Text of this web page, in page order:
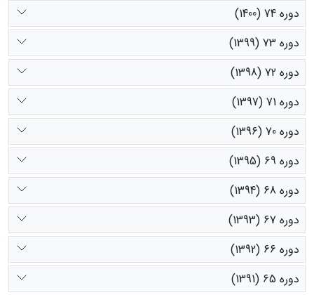
دوره 74 (1400)
دوره 73 (1399)
دوره 72 (1398)
دوره 71 (1397)
دوره 70 (1396)
دوره 69 (1395)
دوره 68 (1394)
دوره 67 (1393)
دوره 66 (1392)
دوره 65 (1391)